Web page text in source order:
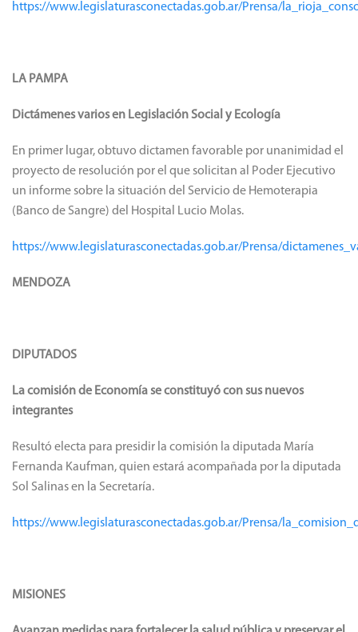
https://www.legislaturasconectadas.gob.ar/Prensa/
LA PAMPA
Dictámenes varios en Legislación Social y Ecología
En primer lugar, obtuvo dictamen favorable por unanimidad el
proyecto de resolución por el que solicitan al Poder Ejecutivo
un informe sobre la situación del Servicio de Hemoterapia
(Banco de Sangre) del Hospital Lucio Molas.
https://www.legislaturasconectadas.gob.ar/Prensa/
MENDOZA
DIPUTADOS
La comisión de Economía se constituyó con sus nuevos
integrantes
Resultó electa para presidir la comisión la diputada María
Fernanda Kaufman, quien estará acompañada por la diputada
Sol Salinas en la Secretaría.
https://www.legislaturasconectadas.gob.ar/Prensa/
MISIONES